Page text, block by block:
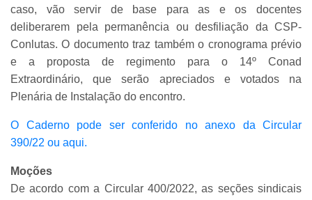
caso, vão servir de base para as e os docentes
deliberarem pela permanência ou desfiliação da CSP-
Conlutas. O documento traz também o cronograma prévio
e a proposta de regimento para o 14º Conad
Extraordinário, que serão apreciados e votados na
Plenária de Instalação do encontro.
O Caderno pode ser conferido no anexo da Circular
390/22 ou aqui.
Moções
De acordo com a Circular 400/2022, as seções sindicais